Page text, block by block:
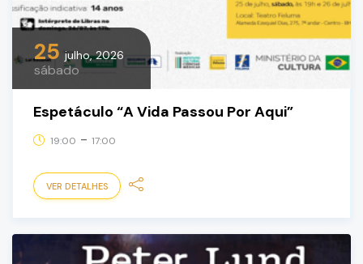
25 julho, 2026
sábado
Espetáculo “A Vida Passou Por Aqui”
19:00 - 17:00
VER DETALHES